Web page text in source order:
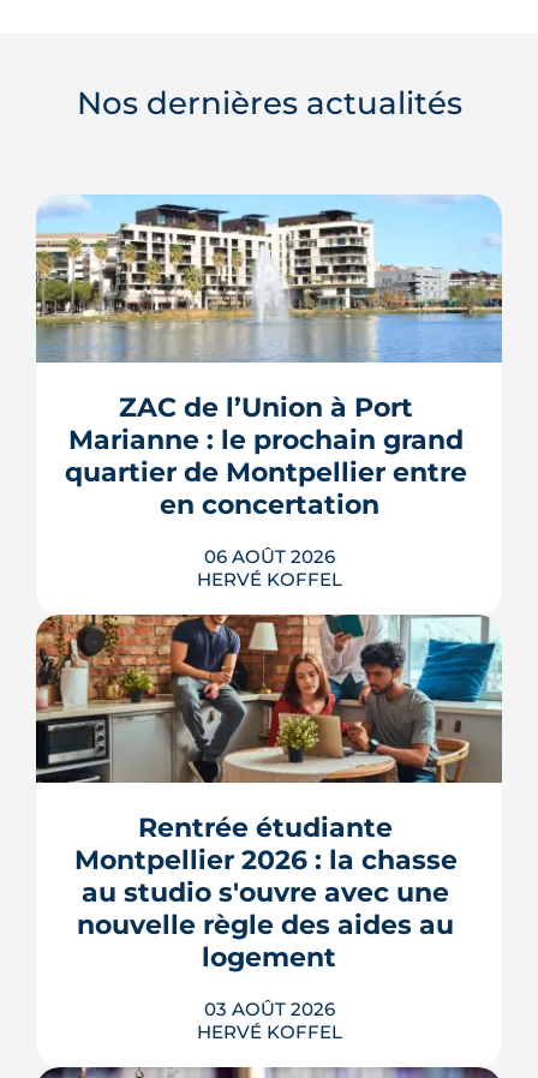
Nos dernières actualités
ZAC de l’Union à Port
Marianne : le prochain grand
quartier de Montpellier entre
en concertation
06 AOÛT 2026
HERVÉ KOFFEL
Montpellier prépare la dernière grande
pièce de Port Marianne. La ZAC de
l'Union, entrée dans une nouvelle
phase de concertation, veut
transformer un secteur sans identité en
quartier d'habitat.
LIRE L'ARTICLE
Rentrée étudiante
Montpellier 2026 : la chasse
au studio s'ouvre avec une
nouvelle règle des aides au
logement
03 AOÛT 2026
HERVÉ KOFFEL